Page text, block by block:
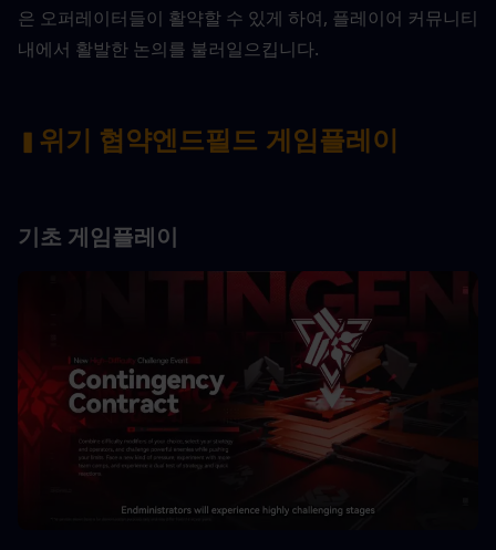
은 오퍼레이터들이 활약할 수 있게 하여, 플레이어 커뮤니티
내에서 활발한 논의를 불러일으킵니다.
위기 협약엔드필드 게임플레이
기초 게임플레이